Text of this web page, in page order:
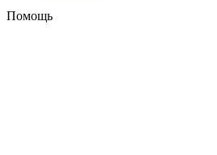
Помощь